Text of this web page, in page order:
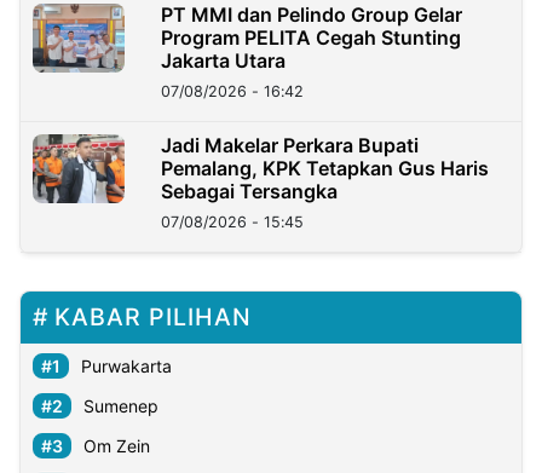
PT MMI dan Pelindo Group Gelar
Program PELITA Cegah Stunting
Jakarta Utara
07/08/2026 - 16:42
Jadi Makelar Perkara Bupati
Pemalang, KPK Tetapkan Gus Haris
Sebagai Tersangka
07/08/2026 - 15:45
KABAR PILIHAN
Purwakarta
Sumenep
Om Zein